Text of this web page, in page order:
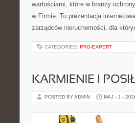
wartościami, które w branży
w Firmie. To prezentacja
zarządców nieruchomości, dla
CATEGORIES: PRO-EXPERT
KARMIENIE I
POSTED BY ADMIN MAJ - 1 -